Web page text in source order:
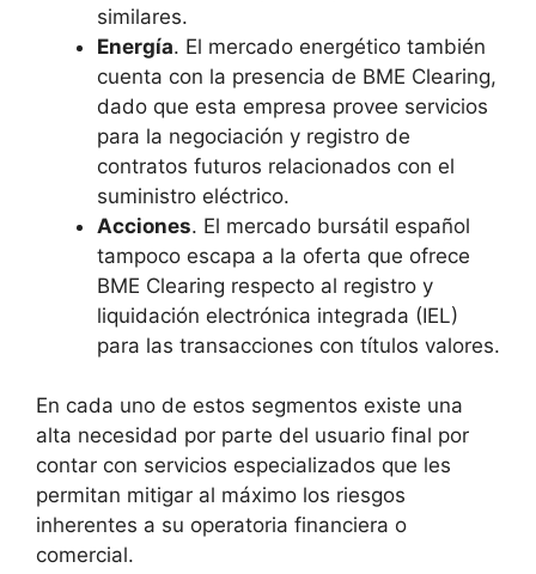
similares.
Energía. El mercado energético también
cuenta con la presencia de BME Clearing,
dado que esta empresa provee servicios
para la negociación y registro de
contratos futuros relacionados con el
suministro eléctrico.
Acciones. El mercado bursátil español
tampoco escapa a la oferta que ofrece
BME Clearing respecto al registro y
liquidación electrónica integrada (IEL)
para las transacciones con títulos valores.
En cada uno de estos segmentos existe una
alta necesidad por parte del usuario final por
contar con servicios especializados que les
permitan mitigar al máximo los riesgos
inherentes a su operatoria financiera o
comercial.